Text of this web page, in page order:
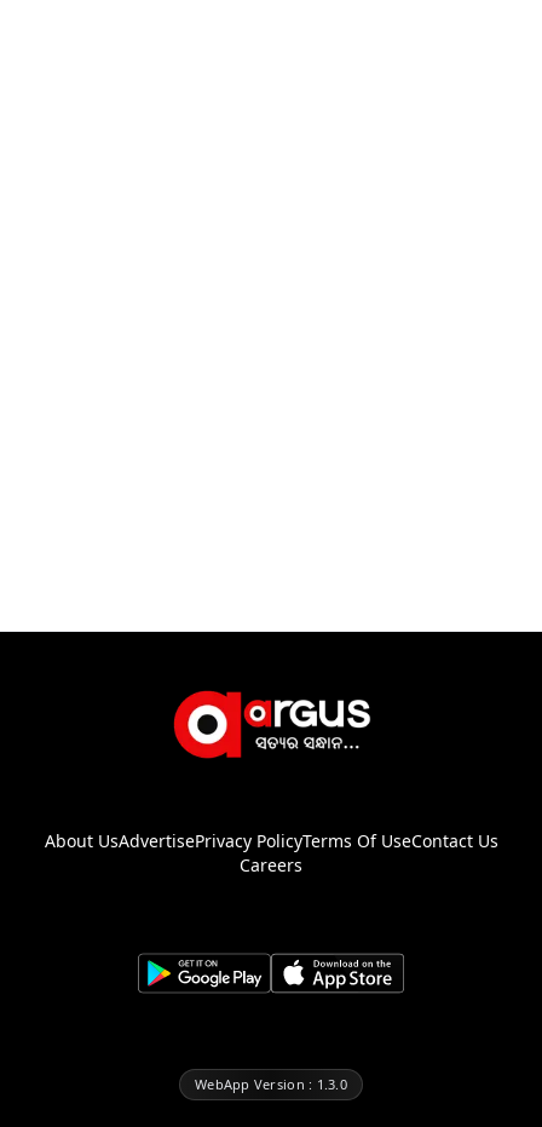
About UsAdvertisePrivacy PolicyTerms Of UseContact Us
Careers
WebApp Version : 1.3.0